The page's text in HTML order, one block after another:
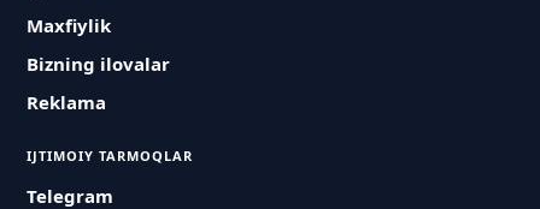
Maxfiylik
Bizning ilovalar
Reklama
IJTIMOIY TARMOQLAR
Telegram